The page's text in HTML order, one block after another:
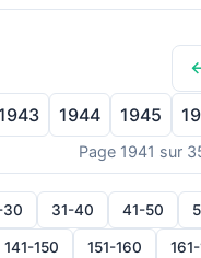
1943 1944 1945
Page 1941 sur
30 31-40 41-50
141-150 151-160